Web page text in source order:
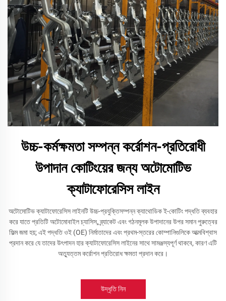
উচ্চ-কর্মক্ষমতা সম্পন্ন কর্রোশন-প্রতিরোধী
উপাদান কোটিংয়ের জন্য অটোমোটিভ
ক্যাটাফোরেসিস লাইন
অটোমোটিভ ক্যাটাফোরেসিস লাইনটি উচ্চ-প্রযুক্তিসম্পন্ন ক্যাথোডিক ই-কোটিং পদ্ধতি ব্যবহার
করে যাতে প্রতিটি অটোমোবাইল চ্যাসিস, ব্র্যাকেট এবং গঠনমূলক উপাদানের উপর সমান পুরুত্বের
ফিল্ম জমা হয়; এই পদ্ধতি ওই (OE) নির্মাতাদের এবং প্রথম-স্তরের কোম্পানিগুলিকে আত্মবিশ্বাস
প্রদান করে যে তাদের উৎপাদন হার ক্যাটাফোরেসিস লাইনের সাথে সামঞ্জস্যপূর্ণ থাকবে, কারণ এটি
অত্যুত্তম কর্রোশন প্রতিরোধ ক্ষমতা প্রদান করে।
উদ্ধৃতি নিন